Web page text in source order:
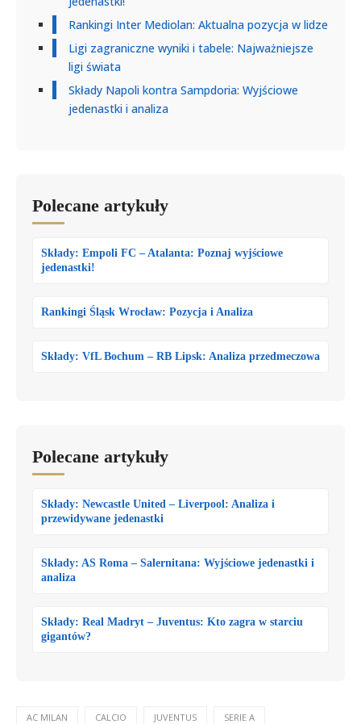
Rankingi Inter Mediolan: Aktualna pozycja w lidze
Ligi zagraniczne wyniki i tabele: Najważniejsze
ligi świata
Składy Napoli kontra Sampdoria: Wyjściowe
jedenastki i analiza
Polecane artykuły
Składy: Empoli FC – Atalanta: Poznaj wyjściowe
jedenastki!
Rankingi Śląsk Wrocław: Pozycja i Analiza
Składy: VfL Bochum – RB Lipsk: Analiza przedmeczowa
Polecane artykuły
Składy: Newcastle United – Liverpool: Analiza i
przewidywane jedenastki
Składy: AS Roma – Salernitana: Wyjściowe jedenastki i
analiza
Składy: Real Madryt – Juventus: Kto zagra w starciu
gigantów?
AC MILAN CALCIO JUVENTUS SERIE A